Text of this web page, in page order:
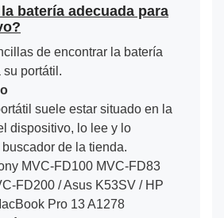
batería adecuada para
de encontrar la batería
portátil.
suele estar situado en la
dispositivo, lo lee y lo
de la tienda.
MVC-FD100 MVC-FD83
FD200 / Asus K53SV / HP
Pro 13 A1278